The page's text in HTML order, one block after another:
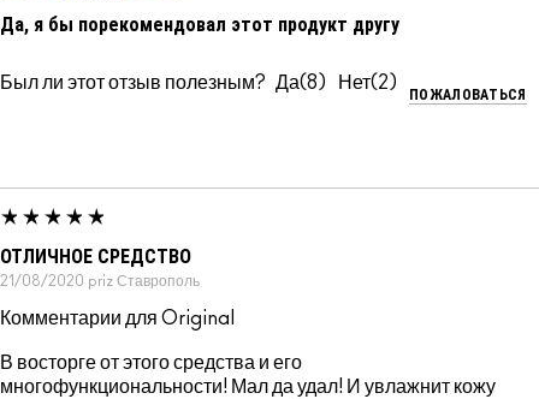
Да, я бы порекомендовал этот продукт другу
Был ли этот отзыв полезным? 8 2
ПОЖАЛОВАТЬСЯ
ОТЛИЧНОЕ СРЕДСТВО
21/08/2020 priz Ставрополь
Комментарии для Original
В восторге от этого средства и его
многофункциональности! Мал да удал! И увлажнит кожу